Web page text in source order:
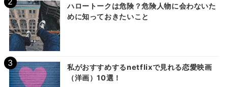
ハロートークは危険？危険人物に会わないた
めに知っておきたいこと
私がおすすめするnetflixで見れる恋愛映画
（洋画）10選！